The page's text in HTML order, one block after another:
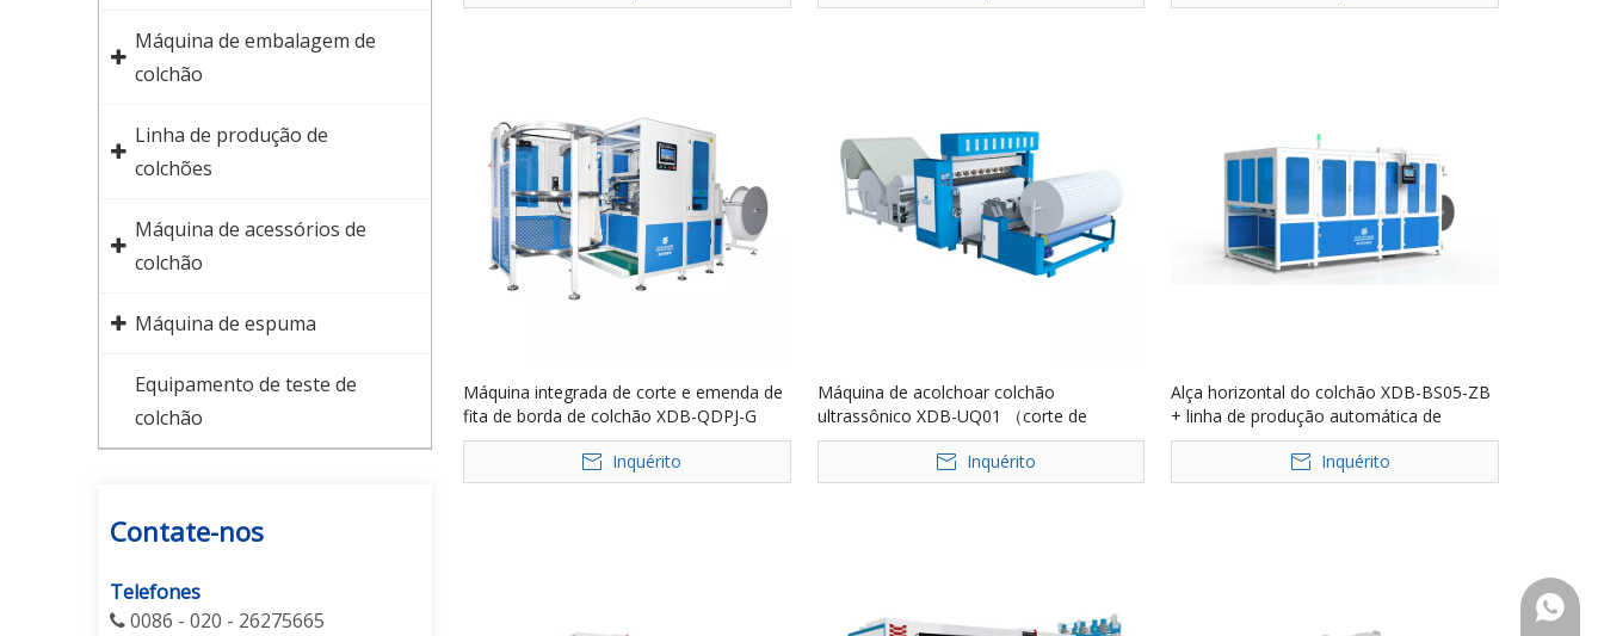
Máquina de embalagem de
colchão
Linha de produção de
colchões
Máquina de acessórios de
colchão
Máquina de espuma
Equipamento de teste de
colchão
Contate-nos
Telefones
 0086 - 020 - 26275665
Máquina integrada de corte e emenda de
fita de borda de colchão XDB-QDPJ-G
Inquérito
Máquina de acolchoar colchão
ultrassônico XDB-UQ01 （corte de
borda）
Inquérito
Alça horizontal do colchão XDB-BS05-ZB
+ linha de produção automática de
costura de etiqueta frontal
Inquérito
+86